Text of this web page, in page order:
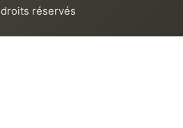
droits réservés